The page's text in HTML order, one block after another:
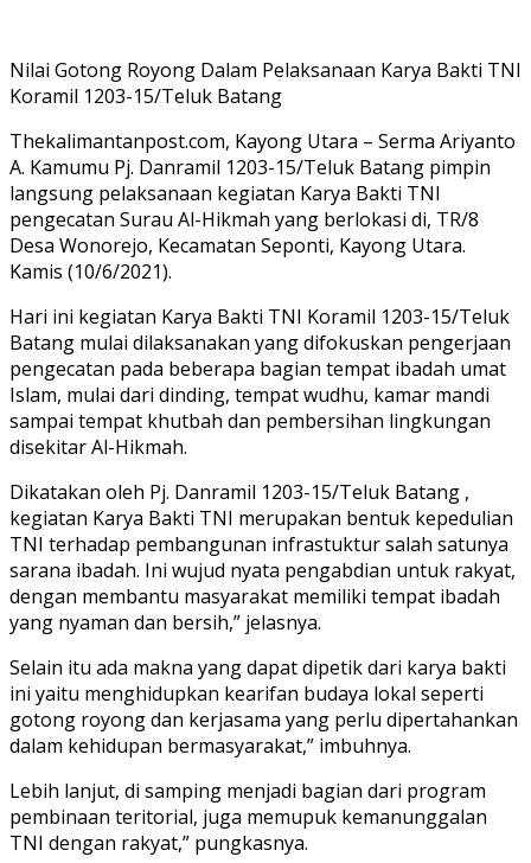
Nilai Gotong Royong Dalam Pelaksanaan Karya Bakti TNI
Koramil 1203-15/Teluk Batang
Thekalimantanpost.com, Kayong Utara – Serma Ariyanto
A. Kamumu Pj. Danramil 1203-15/Teluk Batang pimpin
langsung pelaksanaan kegiatan Karya Bakti TNI
pengecatan Surau Al-Hikmah yang berlokasi di, TR/8
Desa Wonorejo, Kecamatan Seponti, Kayong Utara.
Kamis (10/6/2021).
Hari ini kegiatan Karya Bakti TNI Koramil 1203-15/Teluk
Batang mulai dilaksanakan yang difokuskan pengerjaan
pengecatan pada beberapa bagian tempat ibadah umat
Islam, mulai dari dinding, tempat wudhu, kamar mandi
sampai tempat khutbah dan pembersihan lingkungan
disekitar Al-Hikmah.
Dikatakan oleh Pj. Danramil 1203-15/Teluk Batang ,
kegiatan Karya Bakti TNI merupakan bentuk kepedulian
TNI terhadap pembangunan infrastuktur salah satunya
sarana ibadah. Ini wujud nyata pengabdian untuk rakyat,
dengan membantu masyarakat memiliki tempat ibadah
yang nyaman dan bersih,” jelasnya.
Selain itu ada makna yang dapat dipetik dari karya bakti
ini yaitu menghidupkan kearifan budaya lokal seperti
gotong royong dan kerjasama yang perlu dipertahankan
dalam kehidupan bermasyarakat,” imbuhnya.
Lebih lanjut, di samping menjadi bagian dari program
pembinaan teritorial, juga memupuk kemanunggalan
TNI dengan rakyat,” pungkasnya.